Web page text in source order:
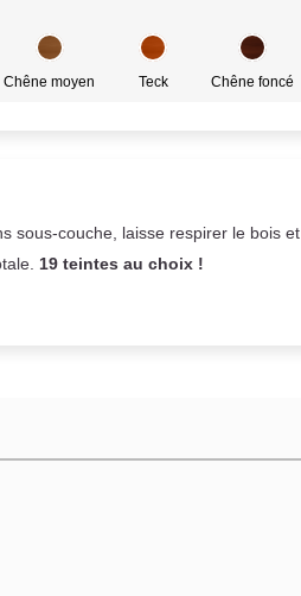
Chêne moyen Teck Chêne foncé
sous-couche, laisse respirer le bois et
19 teintes au choix !